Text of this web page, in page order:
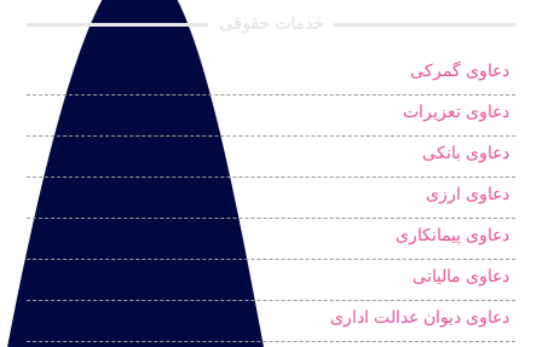
دعاوی گمرکی
دعاوی تعزیرات
دعاوی بانکی
دعاوی ارزی
دعاوی پیمانکاری
دعاوی مالیاتی
دعاوی دیوان عدالت اداری